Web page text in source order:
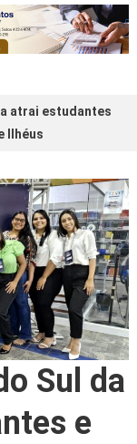
atrai estudantes
Ilhéus
Sul da
e